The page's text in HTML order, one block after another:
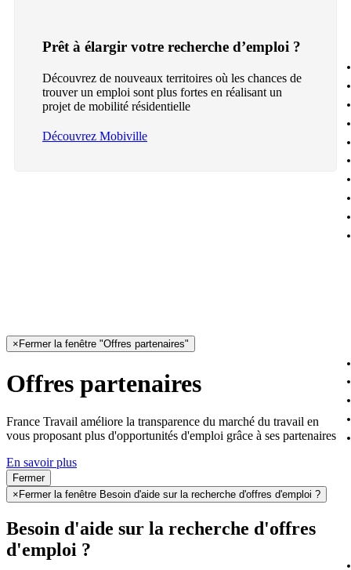
Prêt à élargir votre recherche d’emploi ?
Découvrez de nouveaux territoires où les chances de
trouver un emploi sont plus fortes en réalisant un
projet de mobilité résidentielle
Découvrez Mobiville
× Fermer la fenêtre "Offres partenaires"
Offres partenaires
France Travail améliore la transparence du marché du travail en
vous proposant plus d'opportunités d'emploi grâce à ses partenaires
En savoir plus
Fermer
× Fermer la fenêtre Besoin d'aide sur la recherche d'offres d'emploi ?
Besoin d'aide sur la recherche d'offres
d'emploi ?